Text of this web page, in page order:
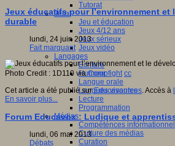
Tutorat
Jeux
Jeu et éducation
Jeux 4/12 ans
Jeux sérieux
Jeux vidéo
Langages
Ecriture
Humour
Langue orale
Langues vivantes
Lecture
Programmation
Médias
Compétences
Culture des médias
Curation
Jeux éducatifs pour l’environnement et
durable
lundi, 24 juin 2013
Fait marquant
Photo Credit : 1D110 viaCompfight cc
Cet article a été publié surEducasources. Accès à
En savoir plus...
Forum Educavox : Ludique et
lundi, 06 mai 2013
Débats